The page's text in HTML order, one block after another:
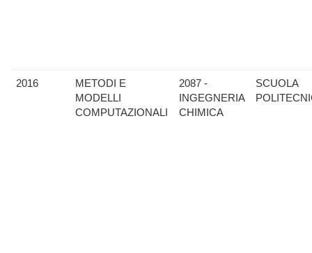
2016
METODI E
MODELLI
COMPUTAZIONALI
2087 -
INGEGNERIA
CHIMICA
SCUOLA